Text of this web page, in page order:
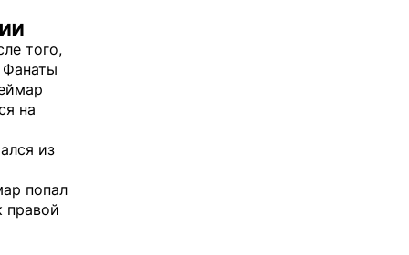
того,
Фанаты
на
из
попал
правой